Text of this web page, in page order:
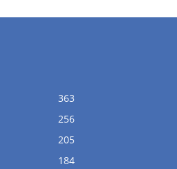
363
256
205
184